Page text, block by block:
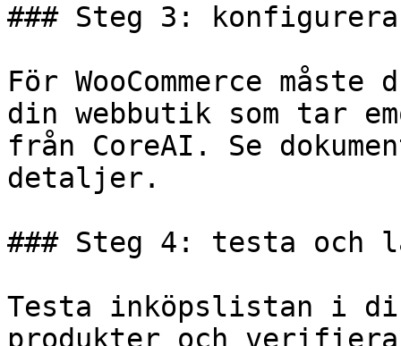
### Steg 3:
För WooCommerce
din webbutik som tar
från CoreAI. Se
detaljer.
### Steg 4: testa och
Testa inköpslistan i
produkter och